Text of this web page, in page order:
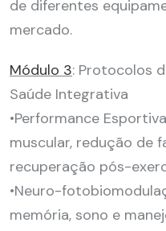
de diferentes
mercado.
Módulo 3: Protocolos
Saúde Integrativa
•Performance
muscular, redução de
recuperação pós-
•Neuro-
memória, sono e